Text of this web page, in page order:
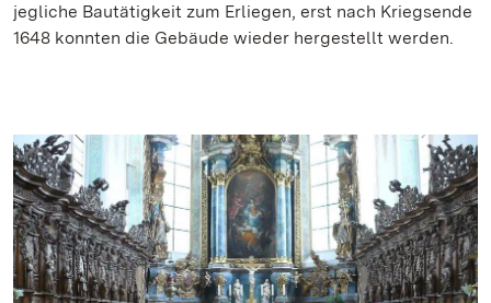
jegliche Bautätigkeit zum Erliegen, erst nach Kriegsende
1648 konnten die Gebäude wieder hergestellt werden.